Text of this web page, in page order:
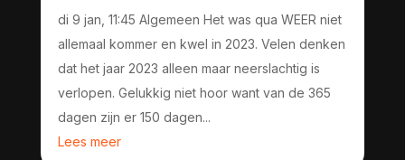
di 9 jan, 11:45 Algemeen Het was qua WEER niet
allemaal kommer en kwel in 2023. Velen denken
dat het jaar 2023 alleen maar neerslachtig is
verlopen. Gelukkig niet hoor want van de 365
dagen zijn er 150 dagen...
Lees meer